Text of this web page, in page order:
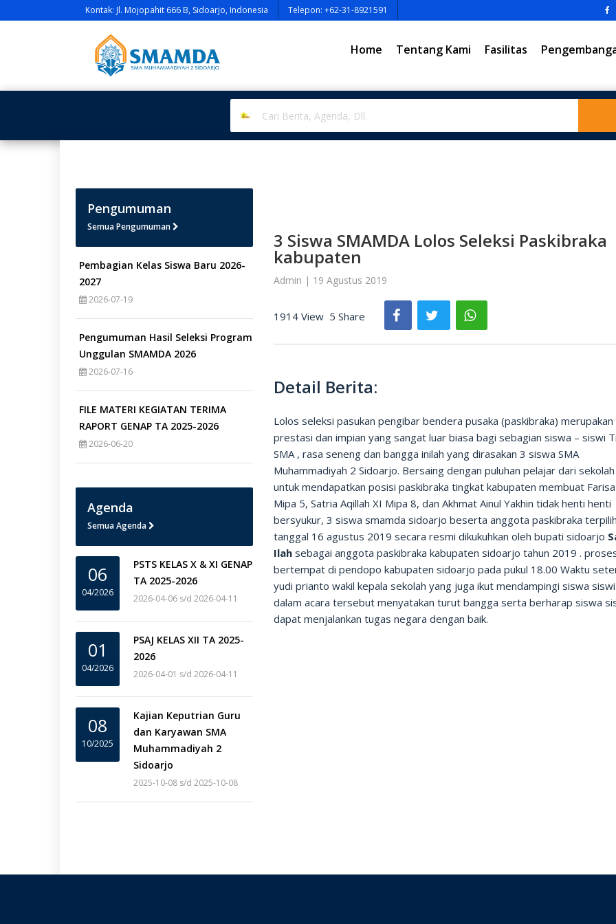
Kontak: Jl. Mojopahit 666 B, Sidoarjo, Indonesia Telepon: +62-31-8921591
Home Tentang Kami Fasilitas
Pengumuman
Semua Pengumuman
Pembagian Kelas Siswa Baru 2026-
2027
2026-07-19
Pengumuman Hasil Seleksi Program
Unggulan SMAMDA 2026
2026-07-16
FILE MATERI KEGIATAN TERIMA
RAPORT GENAP TA 2025-2026
2026-06-20
Agenda
Semua Agenda
06
04/2026
PSTS KELAS X & XI GENAP
TA 2025-2026
2026-04-06 s/d 2026-04-11
01
04/2026
PSAJ KELAS XII TA 2025-
2026
2026-04-01 s/d 2026-04-11
08
10/2025
Kajian Keputrian Guru
dan Karyawan SMA
Muhammadiyah 2
Sidoarjo
2025-10-08 s/d 2025-10-08
3 Siswa SMAMDA Lolos Seleksi Paskibraka
kabupaten
Admin | 19 Agustus 2019
1914 View 5 Share
Detail Berita:
Lolos seleksi pasukan pengibar bendera pusaka (paskibraka) merupakan
prestasi dan impian yang sangat luar biasa bagi sebagian siswa – siswi
SMA , rasa seneng dan bangga inilah yang dirasakan 3 siswa SMA
Muhammadiyah 2 Sidoarjo. Bersaing dengan puluhan pelajar dari sekolah
untuk mendapatkan posisi paskibraka tingkat kabupaten membuat Farisa
Mipa 5, Satria Aqillah XI Mipa 8, dan Akhmat Ainul Yakhin tidak henti henti
bersyukur, 3 siswa smamda sidoarjo beserta anggota paskibraka
tanggal 16 agustus 2019 secara resmi dikukuhkan oleh bupati sidoarjo
Ilah sebagai anggota paskibraka kabupaten sidoarjo tahun 2019 .
bertempat di pendopo kabupaten sidoarjo pada pukul 18.00 Waktu
yudi prianto wakil kepala sekolah yang juga ikut mendampingi siswa
dalam acara tersebut menyatakan turut bangga serta berharap siswa
dapat menjalankan tugas negara dengan baik.